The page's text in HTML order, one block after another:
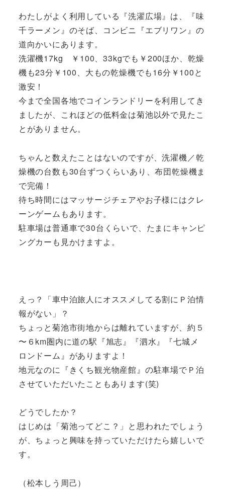
わたしがよく利用している『洗濯広場』は、『味
千ラーメン』のそば、コンビニ『エブリワン』の
道向かいにあります。
洗濯機17kg ￥100、33kgでも￥200ほか、乾燥
機も23分￥100、大もの乾燥機でも16分￥100と
激安！
今まで全国各地でコインランドリーを利用してき
ましたが、これほどの低料金は菊池以外で見たこ
とがありません。
ちゃんと数えたことはないのですが、洗濯機／乾
燥機の台数も30台ずつくらいあり、布団乾燥機ま
で完備！
待ち時間にはマッサージチェアやお子様にはクレ
ーンゲームもあります。
駐車場は普通車で30台くらいで、たまにキャンピ
ングカーも見かけますよ。
えっ？「車中泊旅人にオススメしてる割にＰ泊情
報がない」？
ちょっと菊池市街地からは離れていますが、約５
〜６km圏内に道の駅『旭志』『泗水』『七城メ
ロンドーム』がありますよ！
地元なのに『きくち観光物産館』の駐車場でＰ泊
させていただいたこともあります(笑)
どうでしたか？
はじめは「菊池ってどこ？」と思われたでしょう
が、ちょっと興味を持っていただけたら嬉しいで
す。
（松本しう周己）